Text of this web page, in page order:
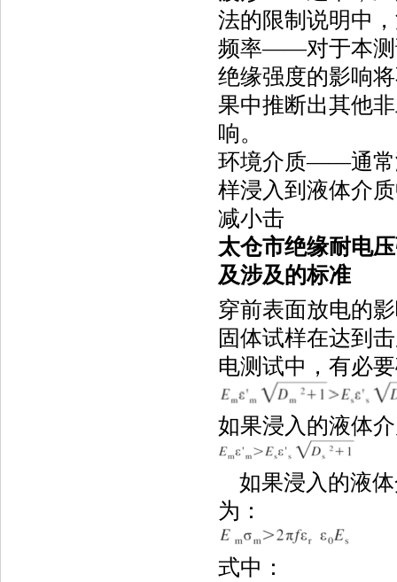
法的限制说明中
频率——对于本测
绝缘强度的影响
果中推断出其他
响。
环境介质——通常
样浸入到液体介
减小击
太仓市绝缘耐电
及涉及的标准
穿前表面放电的
固体试样在达到
电测试中，有必
如果浸入的液体
如果浸入的液体
为：
式中：